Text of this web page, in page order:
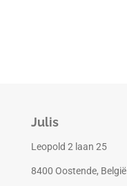
Julis
Leopold 2 laan 25
8400 Oostende, België